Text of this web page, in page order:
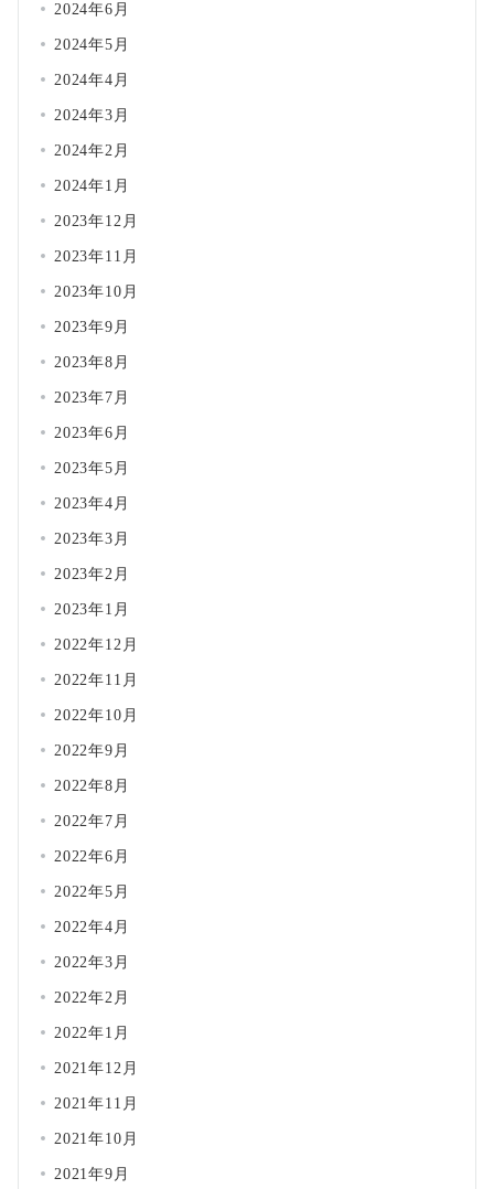
2024年6月
2024年5月
2024年4月
2024年3月
2024年2月
2024年1月
2023年12月
2023年11月
2023年10月
2023年9月
2023年8月
2023年7月
2023年6月
2023年5月
2023年4月
2023年3月
2023年2月
2023年1月
2022年12月
2022年11月
2022年10月
2022年9月
2022年8月
2022年7月
2022年6月
2022年5月
2022年4月
2022年3月
2022年2月
2022年1月
2021年12月
2021年11月
2021年10月
2021年9月